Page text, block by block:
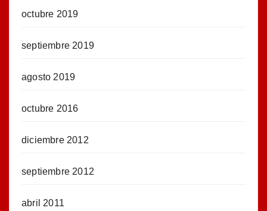
octubre 2019
septiembre 2019
agosto 2019
octubre 2016
diciembre 2012
septiembre 2012
abril 2011